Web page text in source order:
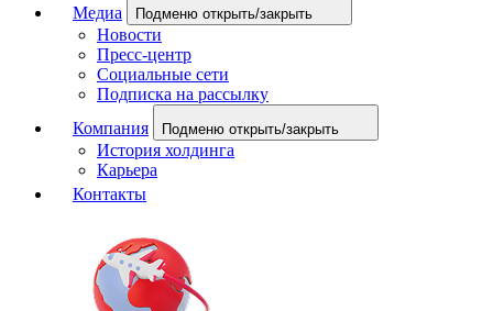
Медиа
Подменю открыть/закрыть
Новости
Пресс-центр
Социальные сети
Подписка на рассылку
Компания
Подменю открыть/закрыть
История холдинга
Карьера
Контакты